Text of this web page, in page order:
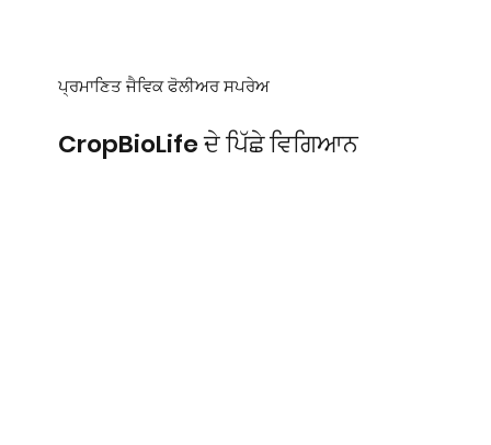
ਪ੍ਰਮਾਣਿਤ ਜੈਵਿਕ ਫੋਲੀਅਰ ਸਪਰੇਅ
CropBioLife ਦੇ ਪਿੱਛੇ ਵਿਗਿਆਨ